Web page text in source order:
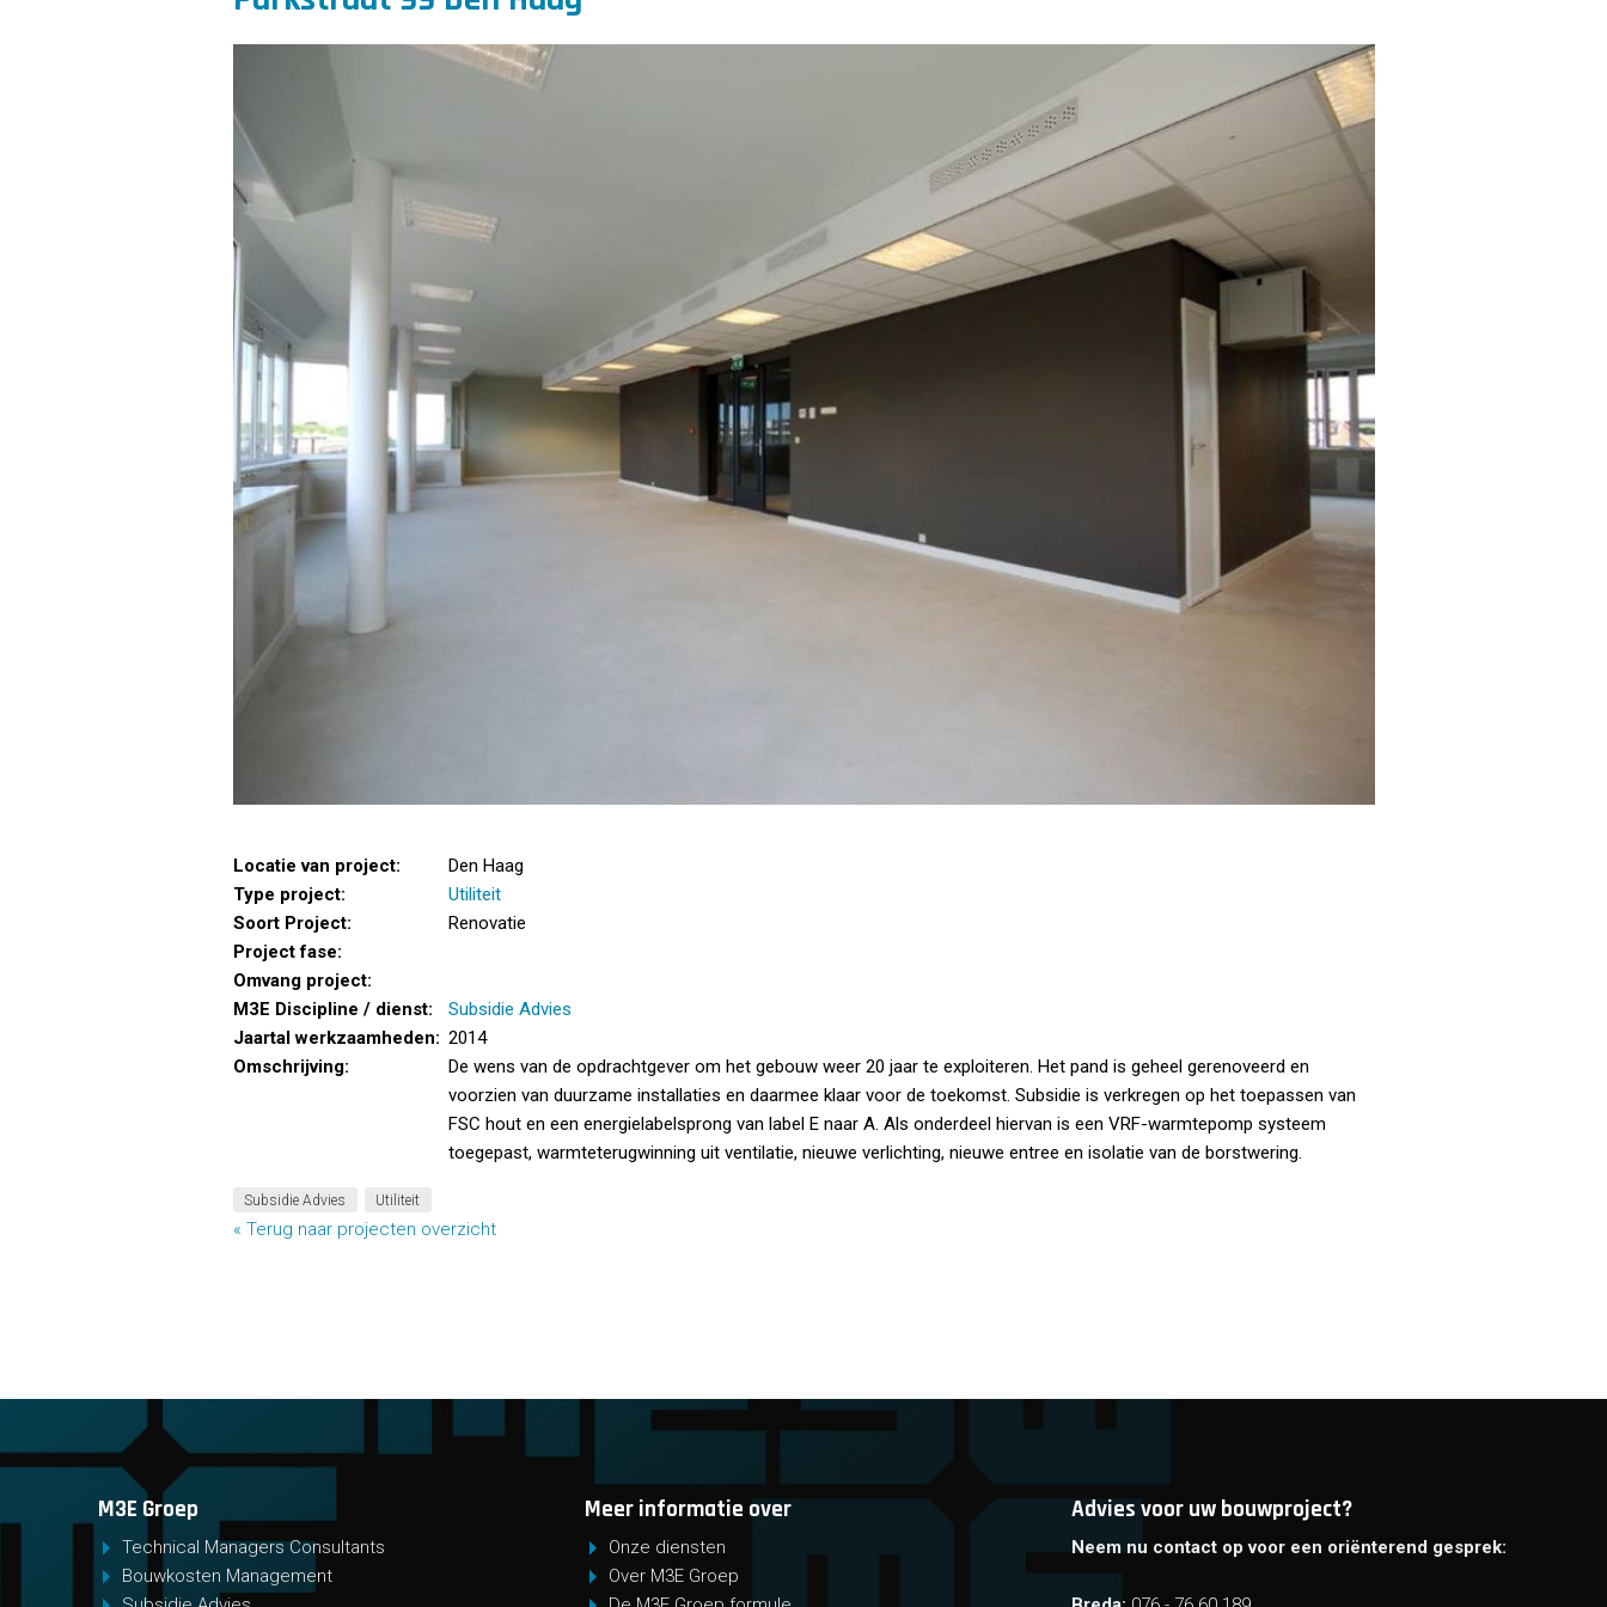
Locatie van project:
Den Haag
Type project:
Utiliteit
Soort Project:
Renovatie
Project fase:
Omvang project:
M3E Discipline / dienst:
Subsidie Advies
Jaartal werkzaamheden: 2014
Omschrijving:
De wens van de opdrachtgever om het gebouw weer 20 jaar te exploiteren. Het pand is geheel gerenoveerd en
voorzien van duurzame installaties en daarmee klaar voor de toekomst. Subsidie is verkregen op het toepassen van
FSC hout en een energielabelsprong van label E naar A. Als onderdeel hiervan is een VRF-warmtepomp systeem
toegepast, warmteterugwinning uit ventilatie, nieuwe verlichting, nieuwe entree en isolatie van de borstwering.
Subsidie Advies Utiliteit
« Terug naar projecten overzicht
M3E Groep
Technical Managers Consultants
Bouwkosten Management
Meer informatie over
Onze diensten
Over M3E Groep
Advies voor uw bouwproject?
Neem nu contact op voor een oriënterend gesprek: